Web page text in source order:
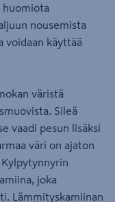
nousemista
voidaan käyttää
väristä
Sileä
vaadi pesun lisäksi
väri on ajaton
joka
Lämmityskamiinan